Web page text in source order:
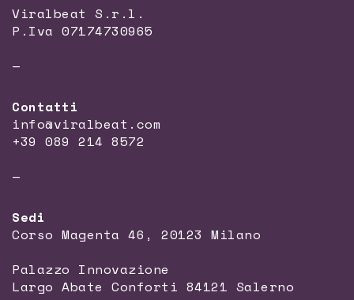
Viralbeat S.r.l.
P.Iva 07174730965
—
Contatti
info@viralbeat.com
+39 089 214 8572
—
Sedi
Corso Magenta 46, 20123 Milano
Palazzo Innovazione
Largo Abate Conforti 84121 Salerno